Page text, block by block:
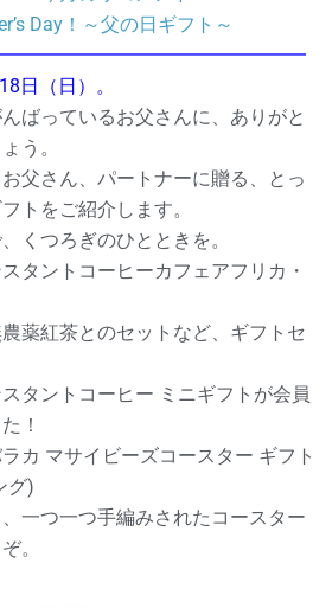
Day！～父の日ギフト～
日（日）。
ばっているお父さんに、ありがと
う。
父さん、パートナーに贈る、とっ
トをご紹介します。
くつろぎのひとときを。
タントコーヒーカフェアフリカ・
薬紅茶とのセットなど、ギフトセ
タントコーヒー ミニギフトが会員
！
カ マサイビーズコースター ギフト
グ)
一つ一つ手編みされたコースター
。